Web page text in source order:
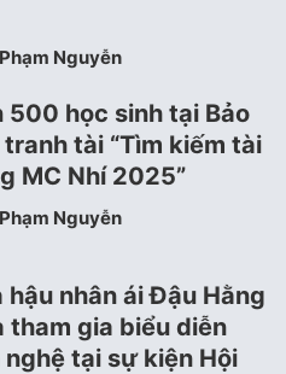
Phạm Nguyễn
500 học sinh tại Bảo
tranh tài “Tìm kiếm tài
MC Nhí 2025”
Phạm Nguyễn
hậu nhân ái Đậu Hằng
tham gia biểu diễn
nghệ tại sự kiện Hội